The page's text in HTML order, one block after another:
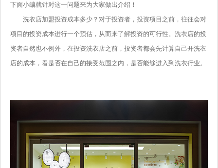
下面小编就针对这一问题来为大家做出介绍！
洗衣店加盟投资成本多少？对于投资者，投资项目之前，往往会对
项目的投资成本进行一个预估，从而来了解投资的可行性。洗衣店的投
资者自然也不例外，在投资洗衣店之前，投资者都会先计算自己开洗衣
店的成本，看是否在自己的接受范围之内，是否能够进入到洗衣行业。